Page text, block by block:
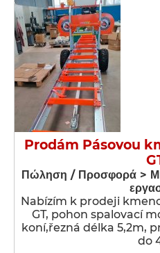
Prodám Pásovou
Πώληση / Προσφορά >
Nabízím k prodeji
GT, pohon spalovací
koní,řezná délka 5,2m,
do